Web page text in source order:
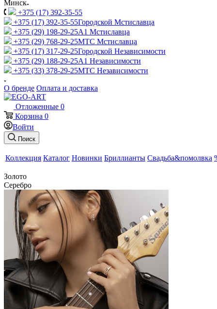
Минск
+375 (17) 392-35-55
+375 (17) 392-35-55Городской Мстиславца
+375 (29) 198-29-25A1 Мстиславца
+375 (29) 768-29-25МТС Мстиславца
+375 (17) 317-29-25Городской Независимости
+375 (29) 188-29-25A1 Независимости
+375 (33) 378-29-25МТС Независимости
О бренде Оплата и доставка
Отложенные 0
Корзина 0
Войти
Поиск
Коллекция Каталог Новинки Бриллианты Свадьба&помолвка
Золото
Серебро